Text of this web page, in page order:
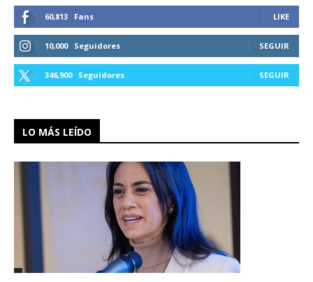
60,813 Fans LIKE
10,000 Seguidores SEGUIR
346,900 Seguidores SEGUIR
LO MÁS LEÍDO